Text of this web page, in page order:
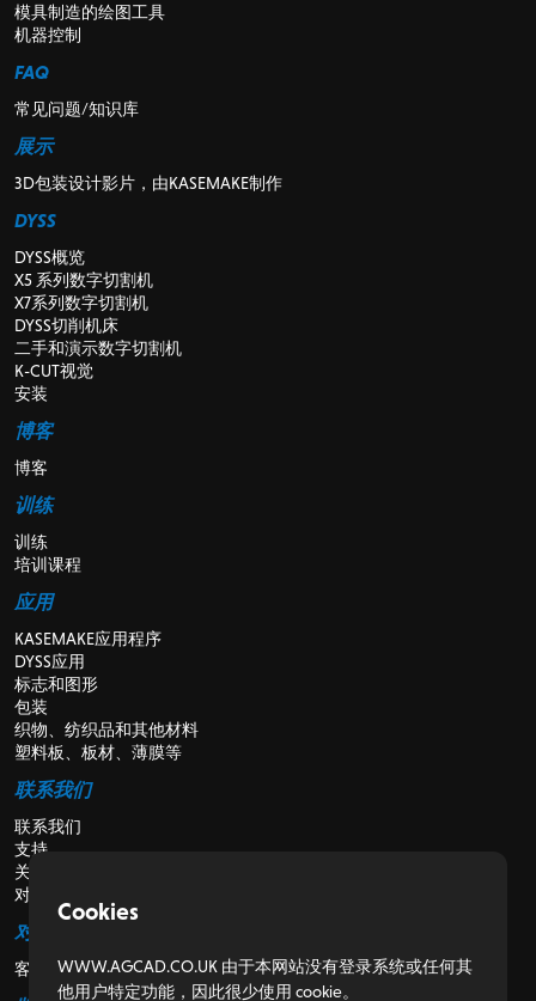
模具制造的绘图工具
机器控制
FAQ
常见问题/知识库
展示
3D包装设计影片，由KASEMAKE制作
DYSS
DYSS概览
X5 系列数字切割机
X7系列数字切割机
DYSS切削机床
二手和演示数字切割机
K-CUT视觉
安装
博客
博客
训练
训练
培训课程
应用
KASEMAKE应用程序
DYSS应用
标志和图形
包装
织物、纺织品和其他材料
塑料板、板材、薄膜等
联系我们
联系我们
支持
关于我们
对于经销商
对于客户
客户门户
Cookies
WWW.AGCAD.CO.UK 由于本网站没有登录系统或任何其
他用户特定功能，因此很少使用 cookie。